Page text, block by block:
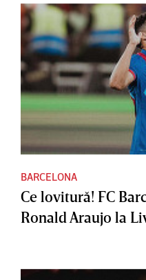
BARCELONA
Ce lovitură! FC
Ronald Araujo la